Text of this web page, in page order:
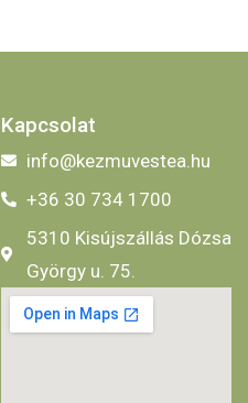
Kapcsolat
info@kezmuvestea.hu
+36 30 734 1700
5310 Kisújszállás Dózsa
György u. 75.